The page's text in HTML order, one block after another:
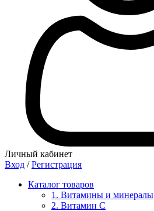
Личный кабинет
Вход / Регистрация
Каталог товаров
1. Витамины и минералы
2. Витамин С